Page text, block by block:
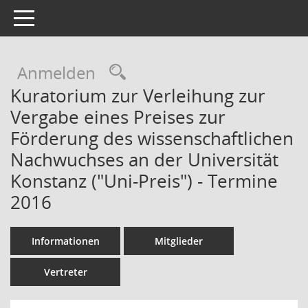
Toggle navigation
Anmelden Rechercheauswahl
Kuratorium zur Verleihung zur
Vergabe eines Preises zur
Förderung des wissenschaftlichen
Nachwuchses an der Universität
Konstanz ("Uni-Preis") - Termine
2016
Informationen Mitglieder
Vertreter